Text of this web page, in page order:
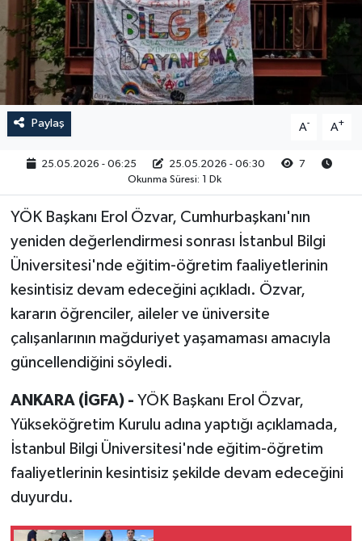
Paylaş A- A+
25.05.2026 - 06:25 25.05.2026 - 06:30
7
Okunma Süresi: 1 Dk
YÖK Başkanı Erol Özvar, Cumhurbaşkanı'nın
yeniden değerlendirmesi sonrası İstanbul Bilgi
Üniversitesi'nde eğitim-öğretim faaliyetlerinin
kesintisiz devam edeceğini açıkladı. Özvar,
kararın öğrenciler, aileler ve üniversite
çalışanlarının mağduriyet yaşamaması amacıyla
güncellendiğini söyledi.
ANKARA (İGFA) - YÖK Başkanı Erol Özvar,
Yükseköğretim Kurulu adına yaptığı açıklamada,
İstanbul Bilgi Üniversitesi'nde eğitim-öğretim
faaliyetlerinin kesintisiz şekilde devam edeceğini
duyurdu.
RESMİ İLAN